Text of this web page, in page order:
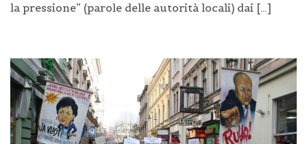
la pressione” (parole delle autorità locali) dai […]